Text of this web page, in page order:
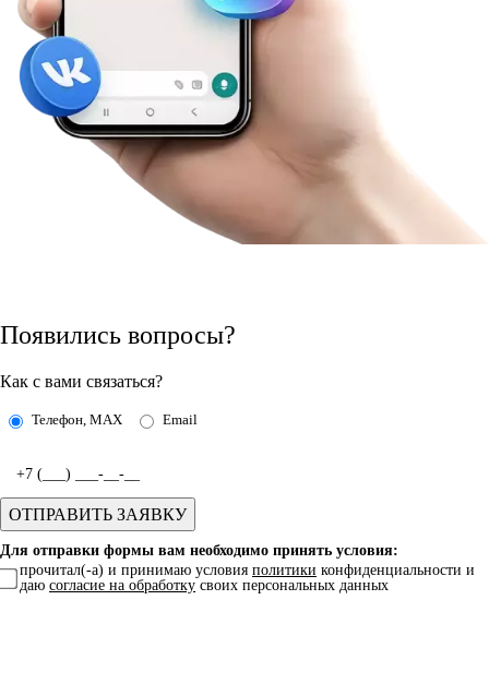
Появились вопросы?
Как с вами связаться?
Телефон, MAX Email
Для отправки формы вам необходимо принять условия:
прочитал(-а) и принимаю условия политики конфиденциальности и
даю согласие на обработку своих персональных данных